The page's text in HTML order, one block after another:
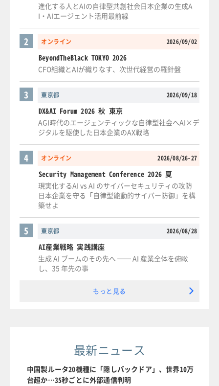
進化する人とAIの自律型共創社会日本企業の生成A
I・AIエージェント活用最前線
オンライン 2026/09/02
2
BeyondTheBlack TOKYO 2026
CFO組織とAIが織りなす、次世代経営の羅針盤
東京都 2026/09/18
3
DX&AI Forum 2026 秋 東京
AGI時代のエージェンティックな自律型社会へAI×デ
ジタルを駆使した日本企業のAX戦略
オンライン 2026/08/26-27
4
Security Management Conference 2026 夏
現実化するAI vs AI のサイバーセキュリティの攻防
日本企業を守る「自律型能動的サイバー防御」を構
築せよ
東京都 2026/08/28
5
AI産業戦略 実践講座
生成 AI ブームのその先へ ── AI 産業全体を俯瞰
し、35 年先の事
もっと見る
最新ニュース
中国製ルータ20機種に「隠しバックドア」、世界10万
台超か…35秒ごとに外部通信判明